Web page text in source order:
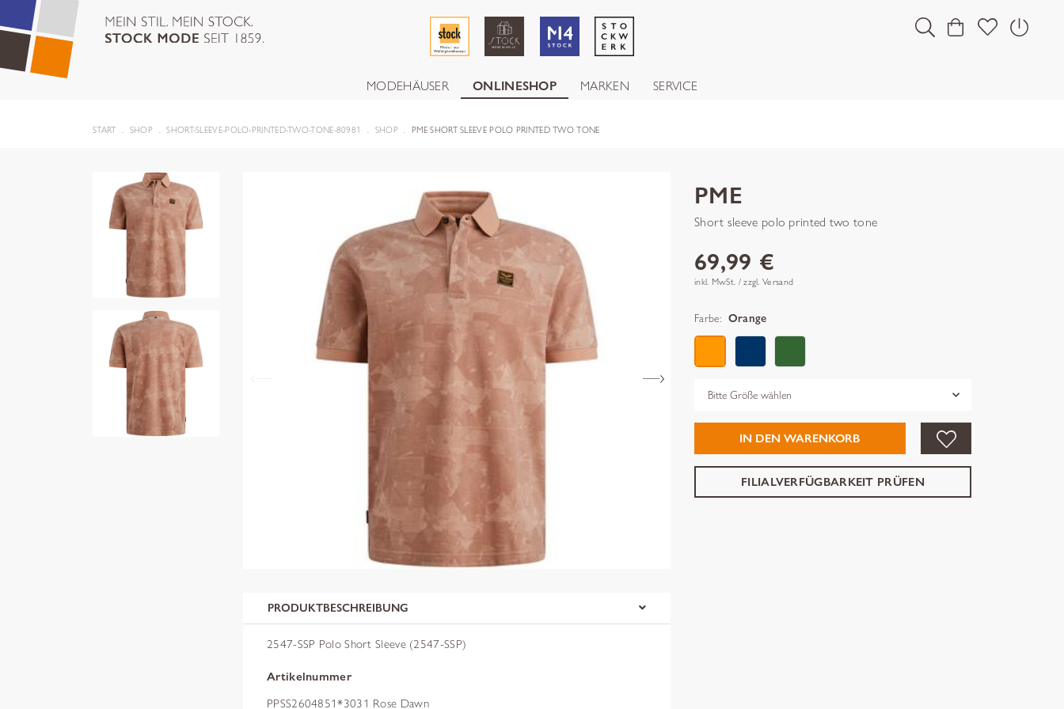
MODEHÄUSER ONLINESHOP MARKEN SERVICE
START SHOP SHORT-SLEEVE-POLO-PRINTED-TWO-TONE-80981 SHOP PME SHORT SLEEVE POLO PRINTED TWO TONE
PRODUKTBESCHREIBUNG
2547-SSP Polo Short Sleeve (2547-SSP)
Artikelnummer
PPSS2604851*3031 Rose Dawn
PME
Short sleeve polo printed two tone
69,99 €
inkl. MwSt. / zzgl. Versand
Farbe: Orange
Grösse
IN DEN WARENKORB
FILIALVERFÜGBARKEIT PRÜFEN